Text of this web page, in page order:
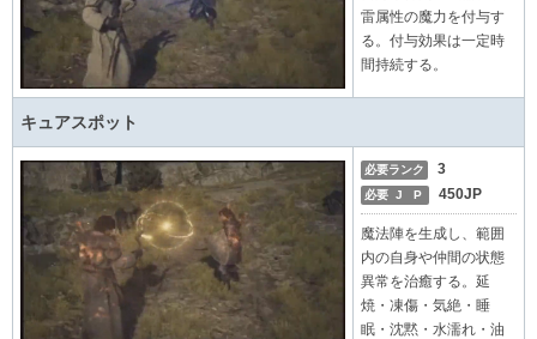
雷属性の魔力を付与す
る。付与効果は一定時
間持続する。
キュアスポット
必要ランク 3
必要 J P 450JP
魔法陣を生成し、範囲
内の自身や仲間の状態
異常を治癒する。延
焼・凍傷・気絶・睡
眠・沈黙・水濡れ・油